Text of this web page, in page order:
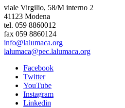
viale Virgilio, 58/M interno 2
41123 Modena
tel. 059 8860012
fax 059 8860124
info@lalumaca.org
lalumaca@pec.lalumaca.org
Facebook
Twitter
YouTube
Instagram
Linkedin